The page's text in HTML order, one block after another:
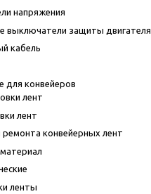
напряжения
выключатели защиты двигателя
кабель
для конвейеров
лент
лент
конвейерных лент
ленты